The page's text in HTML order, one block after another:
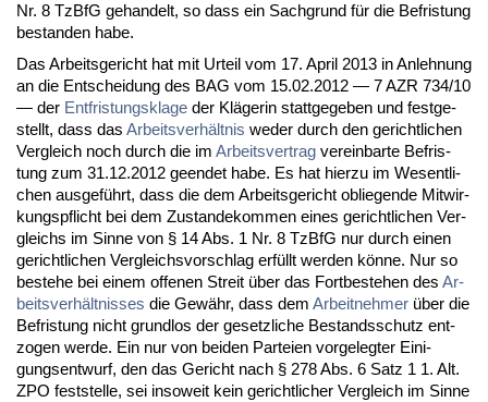
Nr. 8 Tz­B­fG ge­han­delt, so dass ein Sach­grund für die Be­fris­tung
be­stan­den ha­be.
Das Ar­beits­ge­richt hat mit Ur­teil vom 17. April 2013 in An­leh­nung
an die Ent­schei­dung des BAG vom 15.02.2012 — 7 AZR 734/10
— der Ent­fris­tungs­kla­ge der Kläge­rin statt­ge­ge­ben und fest­ge­
stellt, dass das Ar­beits­verhält­nis we­der durch den ge­richt­li­chen
Ver­gleich noch durch die im Ar­beits­ver­trag ver­ein­bar­te Be­fris­
tung zum 31.12.2012 ge­en­det ha­be. Es hat hier­zu im We­sent­li­
chen aus­geführt, dass die dem Ar­beits­ge­richt ob­lie­gen­de Mit­wir­
kungs­pflicht bei dem Zu­stan­de­kom­men ei­nes ge­richt­li­chen Ver­
gleichs im Sin­ne von § 14 Abs. 1 Nr. 8 Tz­B­fG nur durch ei­nen
ge­richt­li­chen Ver­gleichs­vor­schlag erfüllt wer­den könne. Nur so
be­ste­he bei ei­nem of­fe­nen Streit über das Fort­be­ste­hen des Ar­
beits­verhält­nis­ses die Gewähr, dass dem Ar­beit­neh­mer über die
Be­fris­tung nicht grund­los der ge­setz­li­che Be­stands­schutz ent­
zo­gen wer­de. Ein nur von bei­den Par­tei­en vor­ge­leg­ter Ei­ni­
gungs­ent­wurf, den das Ge­richt nach § 278 Abs. 6 Satz 1 1. Alt.
ZPO fest­stel­le, sei in­so­weit kein ge­richt­li­cher Ver­gleich im Sin­ne